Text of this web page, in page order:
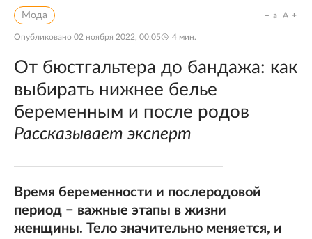
Мода
Опубликовано 02 ноября 2022, 00:05 4 мин.
a A
От бюстгальтера до бандажа: как
выбирать нижнее белье
беременным и после родов
Рассказывает эксперт
Время беременности и послеродовой
период − важные этапы в жизни
женщины. Тело значительно меняется, и